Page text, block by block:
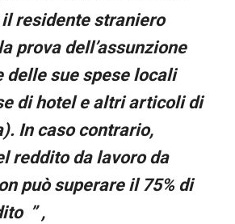
residente straniero
prova dell’assunzione
delle sue spese locali
di hotel e altri articoli di
In caso contrario,
reddito da lavoro da
può superare il 75% di
”,